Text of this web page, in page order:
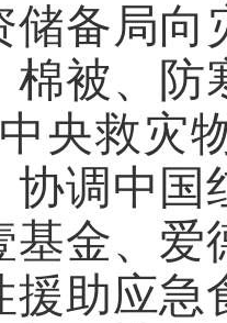
储备局向
棉被、防
央救灾
协调中国
基金、爱
援助应急